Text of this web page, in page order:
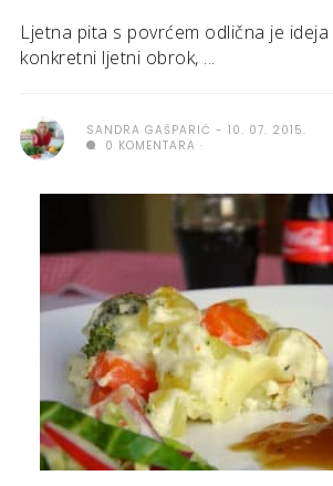
Ljetna pita s povrćem odlična je ideja
konkretni ljetni obrok, ...
SANDRA GAŠPARIĆ
10. 07. 2015.
0 KOMENTARA